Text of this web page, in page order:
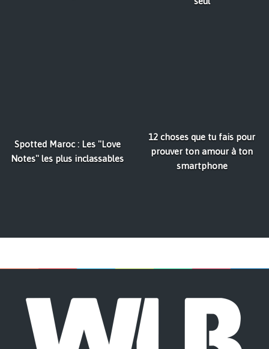
Spotted Maroc : Les ''Love
Notes'' les plus inclassables
12 choses que tu fais pour
prouver ton amour à ton
smartphone